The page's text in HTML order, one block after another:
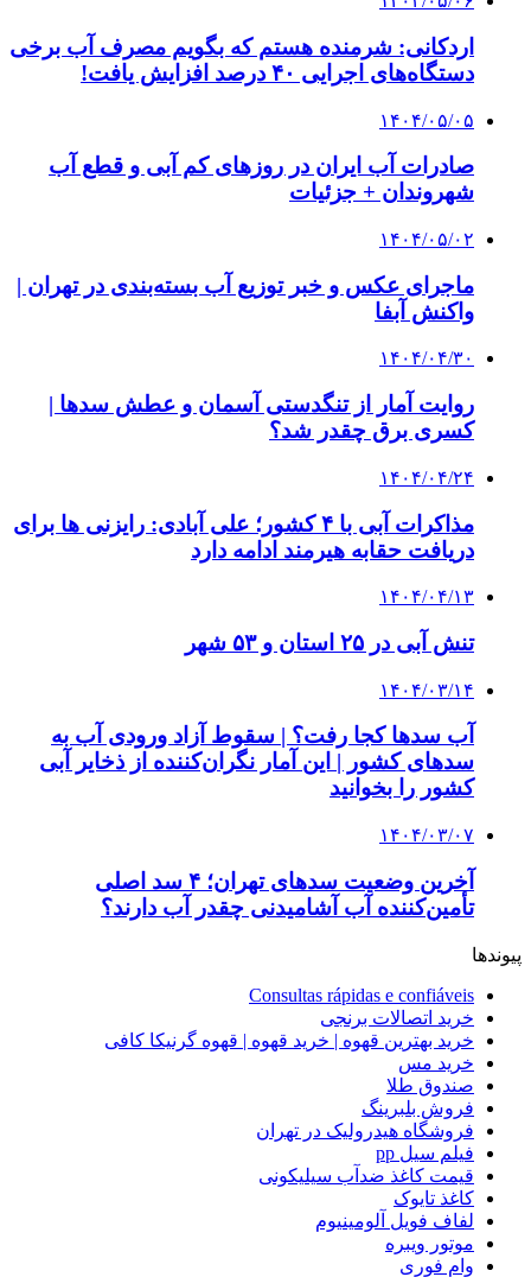
اردکانی: شرمنده هستم که بگویم مصرف آب برخی
دستگاه‌های اجرایی ۴۰ درصد افزایش یافت!
۱۴۰۴/۰۵/۰۵
صادرات آب ایران در روزهای کم آبی و قطع آب
شهروندان + جزئیات
۱۴۰۴/۰۵/۰۲
ماجرای عکس و خبر توزیع آب بسته‌بندی در تهران |
واکنش آبفا
۱۴۰۴/۰۴/۳۰
روایت آمار از تنگدستی آسمان و عطش سدها |
کسری برق چقدر شد؟
۱۴۰۴/۰۴/۲۴
مذاکرات آبی با ۴ کشور؛ علی آبادی: رایزنی ها برای
دریافت حقابه هیرمند ادامه دارد
۱۴۰۴/۰۴/۱۳
تنش آبی در ۲۵ استان و ۵۳ شهر
۱۴۰۴/۰۳/۱۴
آب سدها کجا رفت؟ | سقوط آزاد ورودی آب به
سدهای کشور | این آمار نگران‌کننده از ذخایر آبی
کشور را بخوانید
۱۴۰۴/۰۳/۰۷
آخرین وضعیت سدهای تهران؛ ۴ سد اصلی
تأمین‌کننده آب آشامیدنی چقدر آب دارند؟
پیوندها
Consultas rápidas e confiáveis
خرید اتصالات برنجی
خرید بهترین قهوه | خرید قهوه | قهوه گرنیکا کافی
خرید مس
صندوق طلا
فروش بلبرینگ
فروشگاه هیدرولیک در تهران
فیلم سیل pp
قیمت کاغذ ضدآب سیلیکونی
کاغذ تایوک
لفاف فویل آلومینیوم
موتور ویبره
وام فوری